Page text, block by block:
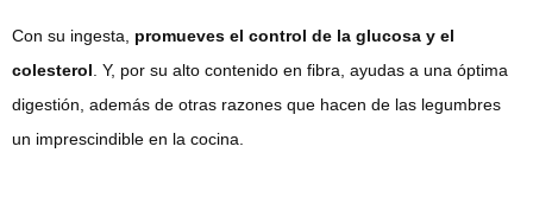
Con su ingesta, promueves el control de la glucosa y el
colesterol. Y, por su alto contenido en fibra, ayudas a una óptima
digestión, además de otras razones que hacen de las legumbres
un imprescindible en la cocina.